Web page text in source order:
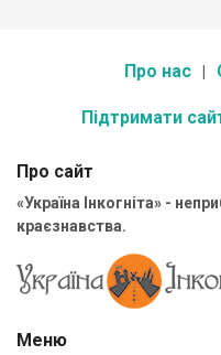
Про нас
Підтримати
Про сайт
«Україна Інкогніта» -
краєзнавства.
Меню